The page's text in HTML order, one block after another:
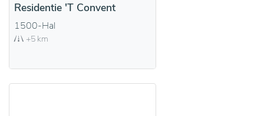
Residentie 'T Convent
1500-Hal
+5 km